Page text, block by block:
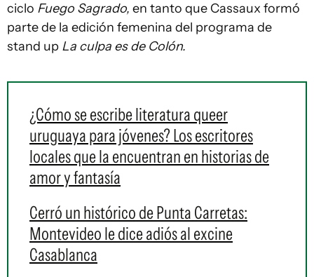
ciclo Fuego Sagrado, en tanto que Cassaux formó
parte de la edición femenina del programa de
stand up La culpa es de Colón.
¿Cómo se escribe literatura queer
uruguaya para jóvenes? Los escritores
locales que la encuentran en historias de
amor y fantasía
Cerró un histórico de Punta Carretas:
Montevideo le dice adiós al excine
Casablanca